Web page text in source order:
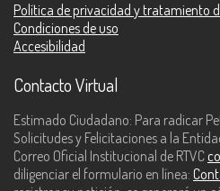
Política de privacidad y tratamiento
Condiciones de uso
Accesibilidad
Contacto Virtual
Estimado Ciudadano: Para radicar
Solicitudes y Felicitaciones a la
Correo Oficial Institucional de RTVC
diligenciar el formulario en línea: